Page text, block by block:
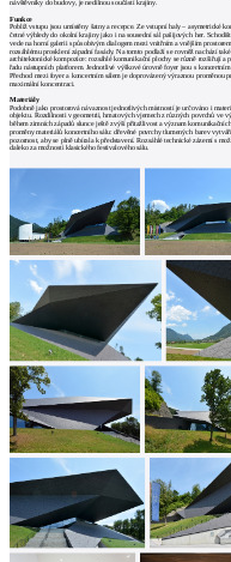
návštěvníky do budovy, je nedílnou součástí krajiny.
Funkce
Poblíž vstupu jsou umístěny šatny a recepce. Ze vstupní haly – asymetrické
četné výhledy do okolní krajiny jako i na sousední sál pašijových her.
vede na horní galerii s působivým dialogem mezi vnitřním a vnějším
rozsáhlému prosklení západní fasády. Na tomto podlaží se rovněž nachází
architektonické kompozice: rozsáhlé komunikační plochy se různě rozšiřují a
řadu nástupních platforem. Jednotlivé výškové úrovně foyer jsou s
Přechod mezi foyer a koncertním sálem je doprovázený výraznou proměnou
maximální koncentraci.
Materiály
Podobně jako prostorová návaznost jednotlivých místností je určováno i
objektu. Rozdílnosti v geometrii, hmatových vjemech z různých povrchů ve
během zimních západů slunce ještě zvýší přitažlivost a význam
proměny materiálů koncertního sálu: dřevěné povrchy tlumených barev
pozornost, aby se plně ubírala k představení. Rozsáhlé technické zázemí s
daleko za možnosti klasického festivalového sálu.
architektů
Katalog
dodavatelů
Vložit
do
burzy
Newsletter
Přihlaste se k odběru
týdenního newsletteru:
© Archiweb, s.r.o. 1997-
ISSN: 1801-3902